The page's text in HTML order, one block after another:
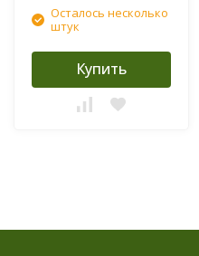
Осталось несколько
штук
Купить